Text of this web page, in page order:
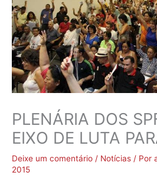
PLENÁRIA DOS
EIXO DE LUTA
Deixe um comentário / Notícias / Por
2015